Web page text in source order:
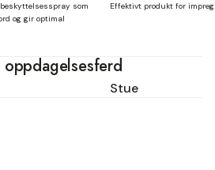
som
og gir optimal
Effektivt produkt for
oppdagelsesferd
Stue